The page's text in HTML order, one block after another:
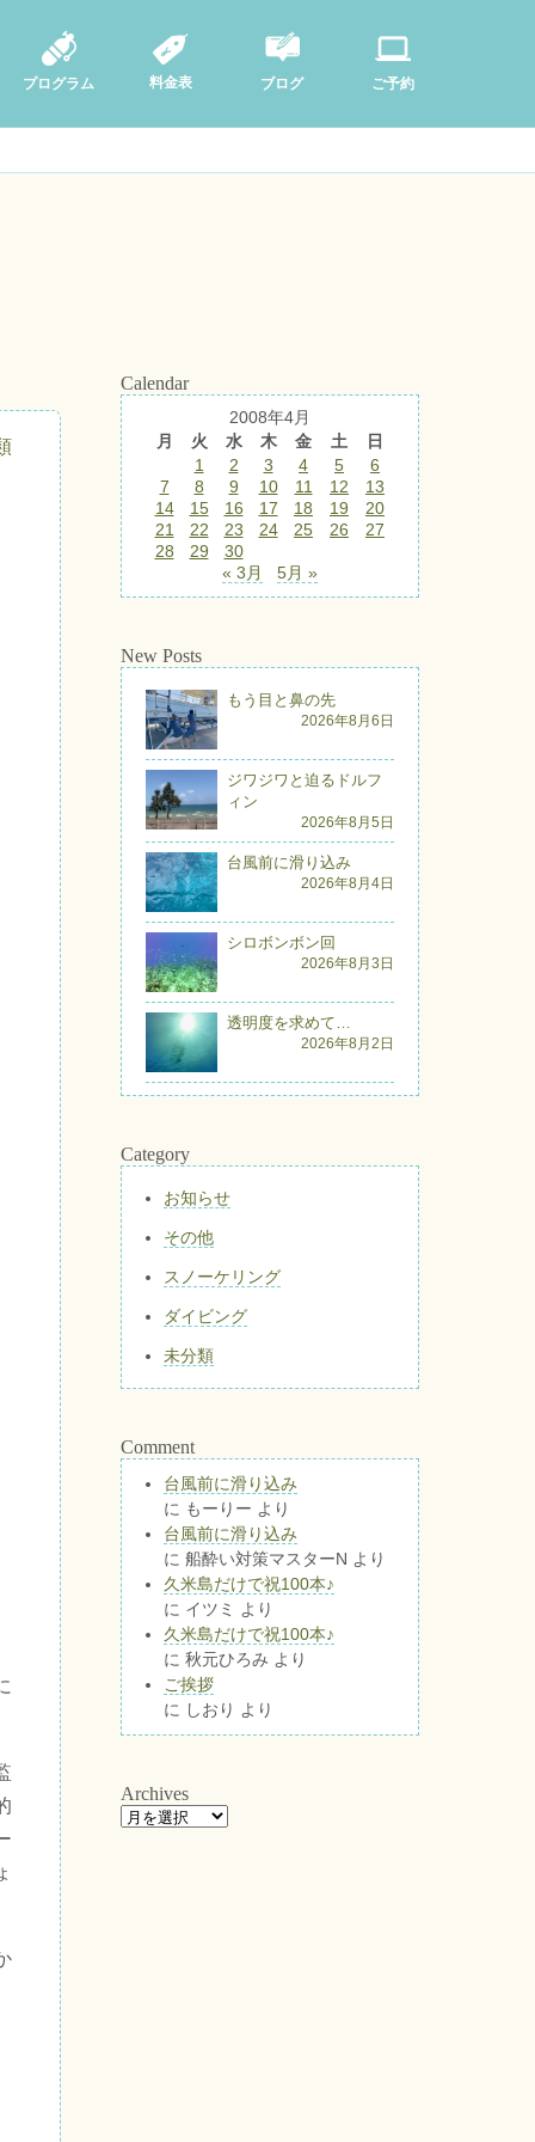
プログラム 料金表 ブログ ご予約
Calendar
2008年4月
月
火 水 木 金 土
日
1
2 3 4 5
6
7
8 9 10 11 12
13
14
15 16 17 18 19
20
21
22 23 24 25 26
27
28
29
30
« 3月
5月 »
New Posts
もう目と鼻の先
2026年8月6日
ジワジワと迫るドルフ
ィン
2026年8月5日
台風前に滑り込み
2026年8月4日
シロボンボン回
2026年8月3日
透明度を求めて…
2026年8月2日
Category
お知らせ
その他
スノーケリング
ダイビング
未分類
Comment
台風前に滑り込み
に もーりー より
台風前に滑り込み
に 船酔い対策マスターN より
久米島だけで祝100本♪
に イツミ
より
久米島だけで祝100本♪
に 秋元ひろみ より
ご挨拶
に しおり より
Archives